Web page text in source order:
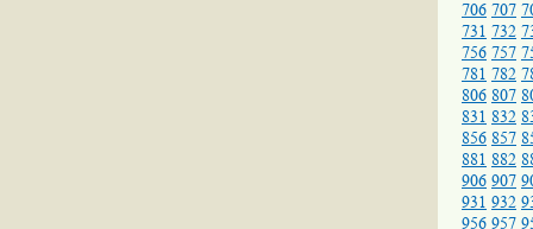
706 707
731 732
756 757
781 782
806 807
831 832
856 857
881 882
906 907
931 932
956 957